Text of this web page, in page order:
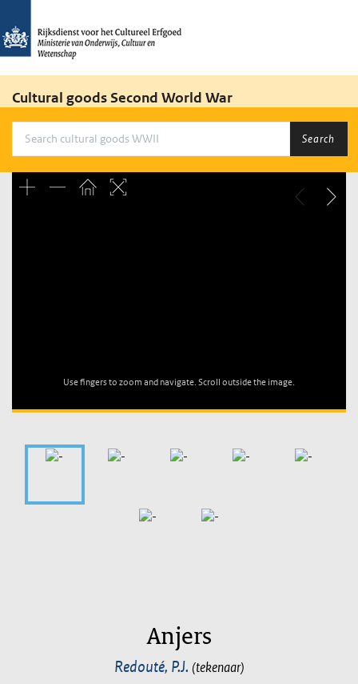
Cultural goods Second World War
Search
Use fingers to zoom and navigate. Scroll outside the image.
Anjers
Redouté, P.J. (tekenaar)